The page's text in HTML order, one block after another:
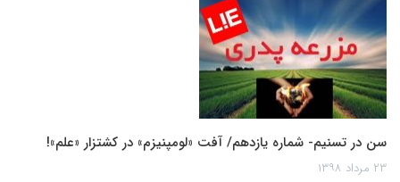
سن در تسنیم- شماره یازدهم/ آفت «لومپنیزم» در کشتزار «علم»!
۲۳ مرداد ۱۳۹۸